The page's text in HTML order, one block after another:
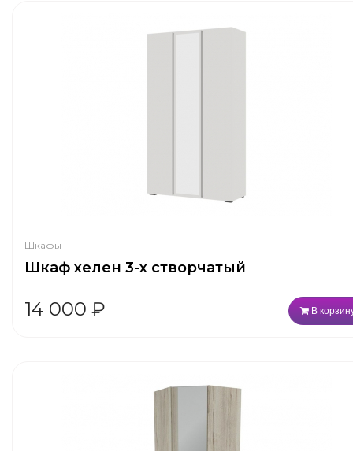
Шкафы
Шкаф хелен 3-х створчатый
14 000 ₽ В